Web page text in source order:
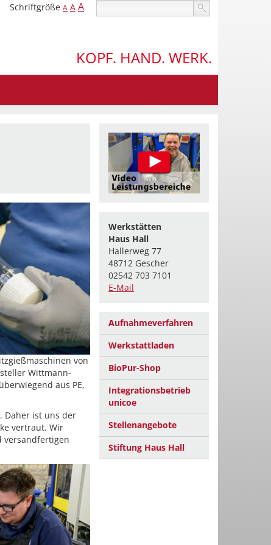
Schriftgröße A A A
KOPF. HAND. WERK.
von
Wittmann-
aus PE,
Daher ist uns der
vertraut. Wir
versandfertigen
Werkstätten
Haus Hall
Hallerweg 77
48712 Gescher
02542 703 7101
E-Mail
Aufnahmeverfahren
Werkstattladen
BioPur-Shop
Integrationsbetrieb
unicoe
Stellenangebote
Stiftung Haus Hall